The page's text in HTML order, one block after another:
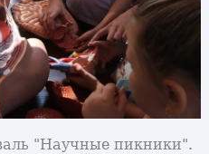
"Научные пикники".